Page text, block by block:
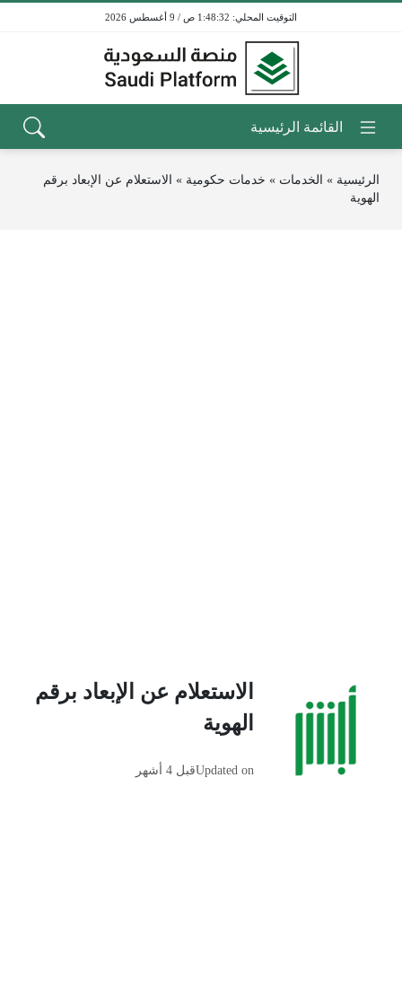
1:48:32 ص / 9 أغسطس 2026
الرئيسية » الخدمات » خدمات حكومية » الاستعلام عن الإبعاد برقم
الهوية
الاستعلام عن الإبعاد برقم
الهوية
Updated onقبل 4 أشهر